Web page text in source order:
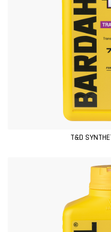
T&D